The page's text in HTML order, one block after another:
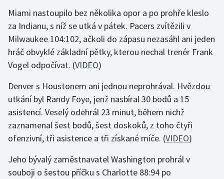
Házená
Jezdectví
Judo
Krasobruslení
Lezení
Lyže a snowboard
Moderní pětiboj
Miami nastoupilo bez několika opor a po prohře kleslo
za Indianu, s níž se utká v pátek. Pacers zvítězili v
Milwaukee 104:102, ačkoli do zápasu nezasáhl ani jeden
hráč obvyklé základní pětky, kterou nechal trenér Frank
Vogel odpočívat. (VIDEO)
Denver s Houstonem ani jednou neprohrával. Hvězdou
utkání byl Randy Foye, jenž nasbíral 30 bodů a 15
asistencí. Veselý odehrál 23 minut, během nichž
zaznamenal šest bodů, šest doskoků, z toho čtyři
ofenzivní, tři asistence a tři získané míče. (VIDEO)
Jeho bývalý zaměstnavatel Washington prohrál v
souboji o šestou příčku s Charlotte 88:94 po